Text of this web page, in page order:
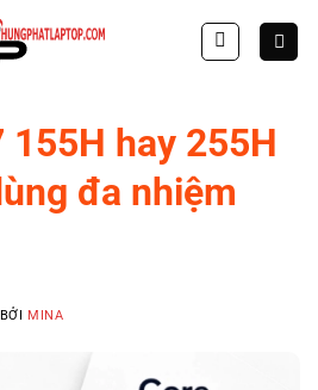
155H hay 255H
đa nhiệm
BỞI MINA